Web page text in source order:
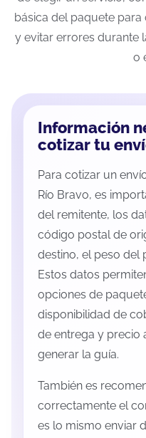
básica del paquete
y evitar errores durante
o
Información
cotizar tu
Para cotizar un
Río Bravo, es
del remitente, los
código postal de
destino, el peso del
Estos datos
opciones de
disponibilidad de
de entrega y precio
generar la guía.
También es
correctamente el
es lo mismo enviar